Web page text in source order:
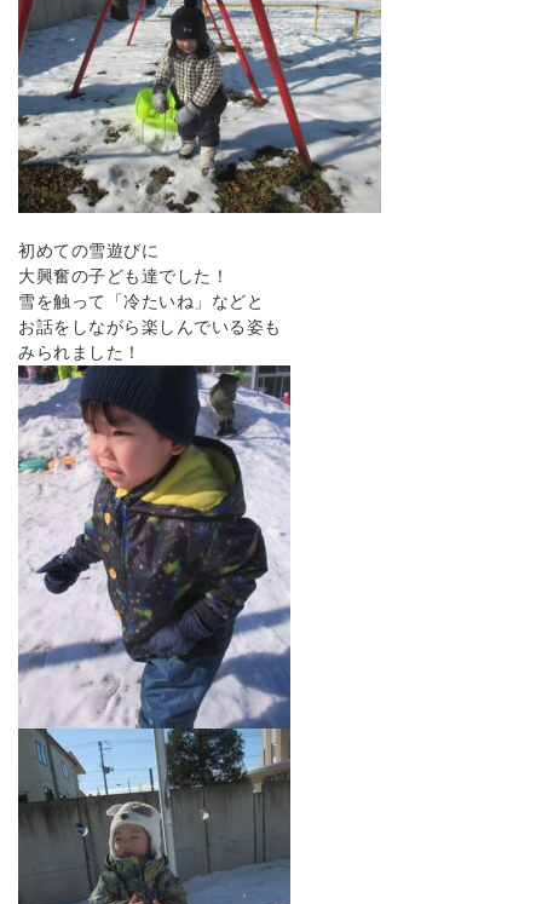
初めての雪遊びに
大興奮の子ども達でした！
雪を触って「冷たいね」などと
お話をしながら楽しんでいる姿も
みられました！